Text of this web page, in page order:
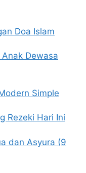
Doa Islam
Dewasa
Simple
Rezeki Hari Ini
dan Asyura (9